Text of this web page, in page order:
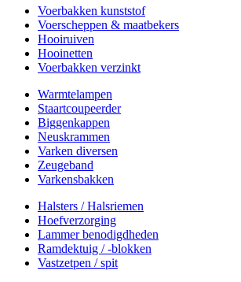
Voerbakken kunststof
Voerscheppen & maatbekers
Hooiruiven
Hooinetten
Voerbakken verzinkt
Warmtelampen
Staartcoupeerder
Biggenkappen
Neuskrammen
Varken diversen
Zeugeband
Varkensbakken
Halsters / Halsriemen
Hoefverzorging
Lammer benodigdheden
Ramdektuig / -blokken
Vastzetpen / spit